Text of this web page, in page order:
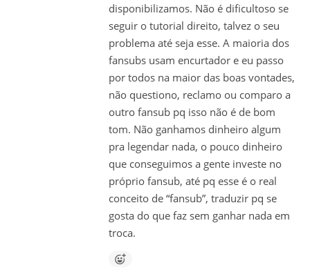
disponibilizamos. Não é dificultoso se
seguir o tutorial direito, talvez o seu
problema até seja esse. A maioria dos
fansubs usam encurtador e eu passo
por todos na maior das boas vontades,
não questiono, reclamo ou comparo a
outro fansub pq isso não é de bom
tom. Não ganhamos dinheiro algum
pra legendar nada, o pouco dinheiro
que conseguimos a gente investe no
próprio fansub, até pq esse é o real
conceito de “fansub”, traduzir pq se
gosta do que faz sem ganhar nada em
troca.